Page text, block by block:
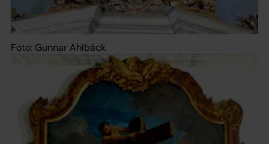
Foto: Gunnar Ahlbäck